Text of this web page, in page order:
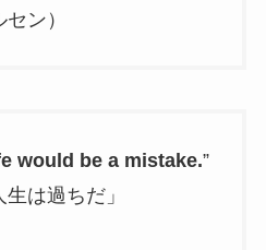
ン）
would be a mistake.”
は過ちだ」